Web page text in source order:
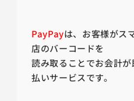
PayPayは、お客様がス
店のバーコードを
読み取ることでお会計
払いサービスです。